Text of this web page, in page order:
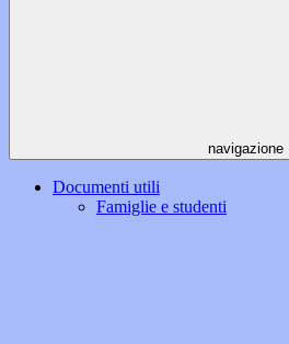
navigazione
Documenti utili
Famiglie e studenti